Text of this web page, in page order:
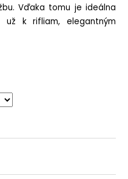
Vďaka tomu je ideálna
k rifliam, elegantným